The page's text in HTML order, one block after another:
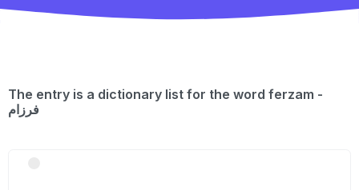
The entry is a dictionary list for the word ferzam -
فرزام